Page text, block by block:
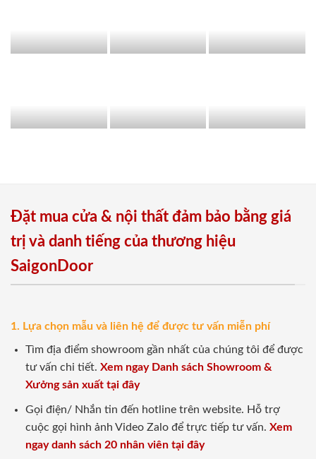
Đặt mua cửa & nội thất đảm bảo bằng giá
trị và danh tiếng của thương hiệu
SaigonDoor
1. Lựa chọn mẫu và liên hệ để được tư vấn miễn phí
Tìm địa điểm showroom gần nhất của chúng tôi để được
tư vấn chi tiết. Xem ngay Danh sách Showroom &
Xưởng sản xuất tại đây
Gọi điện/ Nhắn tin đến hotline trên website. Hỗ trợ
cuộc gọi hình ảnh Video Zalo để trực tiếp tư vấn. Xem
ngay danh sách 20 nhân viên tại đây